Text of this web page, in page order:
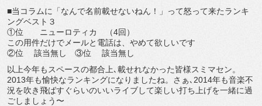
■当コラムに「なんで名前載せないねん！」って怒って来たランキ
ングベスト３
①位 ニューロティカ （4回）
この用件だけでメールと電話は、やめて欲しいです
②位 該当無し ③位 該当無し
以上今年もスペースの都合上､載せれなかった皆様スミマセン。
2013年も愉快なランキングになりましたね。さぁ､2014年も音楽不
況を吹き飛ばすぐらいのいいライブして楽しい打ち上げを一緒に過
ごしましょう〜